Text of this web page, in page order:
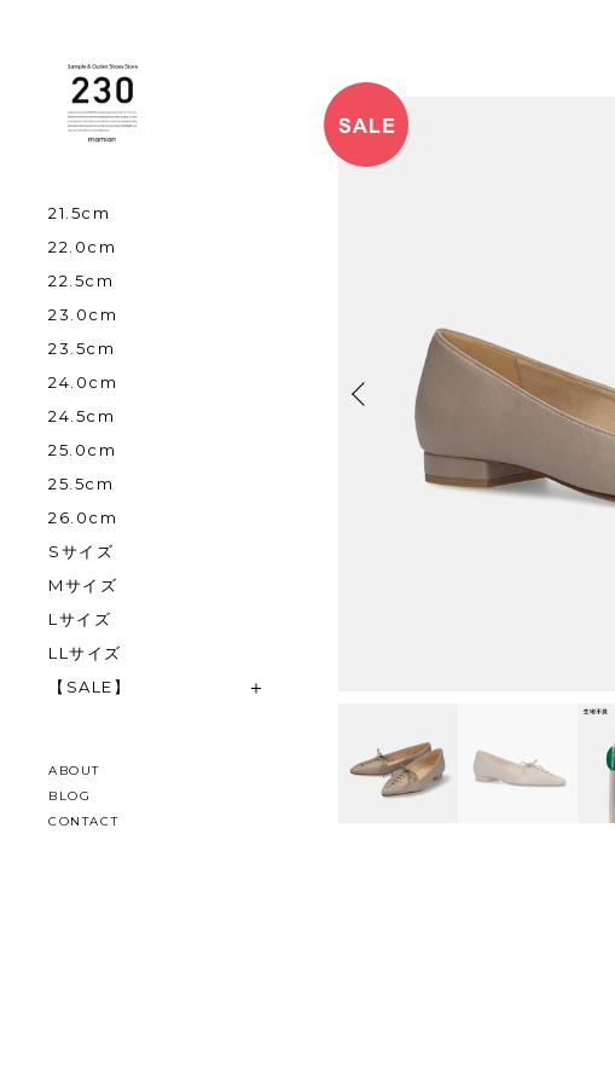
21.5cm
22.0cm
22.5cm
23.0cm
23.5cm
24.0cm
24.5cm
25.0cm
25.5cm
26.0cm
Sサイズ
Mサイズ
Lサイズ
LLサイズ
【SALE】
ABOUT
BLOG
CONTACT